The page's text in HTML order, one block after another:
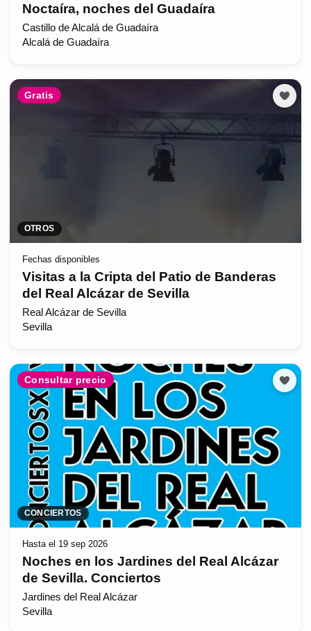
Noctaíra, noches del Guadaíra
Castillo de Alcalá de Guadaíra
Alcalá de Guadaíra
Gratis
OTROS
Fechas disponibles
Visitas a la Cripta del Patio de Banderas
del Real Alcázar de Sevilla
Real Alcázar de Sevilla
Sevilla
Consultar precio
CONCIERTOS
Hasta el 19 sep 2026
Noches en los Jardines del Real Alcázar
de Sevilla. Conciertos
Jardines del Real Alcázar
Sevilla